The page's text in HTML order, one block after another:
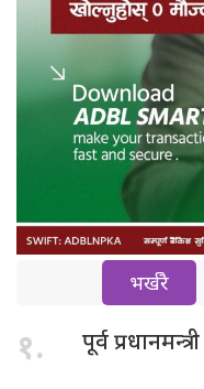
भर्खरै
१. पूर्व प्रधानमन्त्री